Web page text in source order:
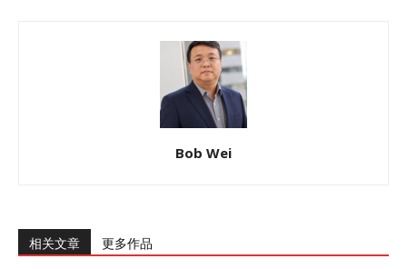
Bob Wei
相关文章 更多作品